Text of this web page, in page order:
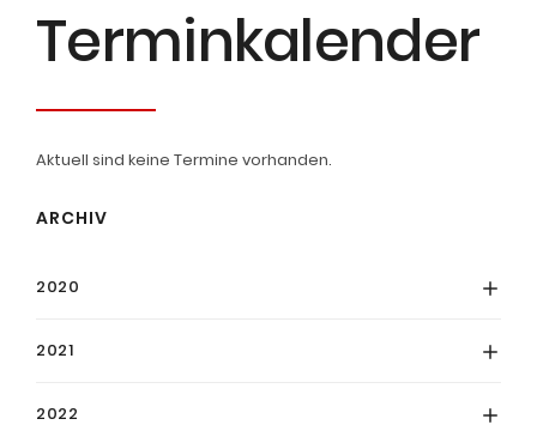
Termin­kalender
Aktuell sind keine Termine vorhanden.
ARCHIV
2020
2021
2022